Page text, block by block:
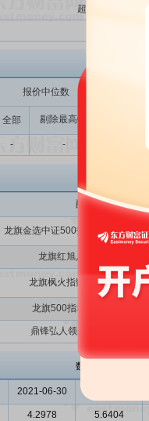
超额募集资金（
投资金额
报价中位数 加权
全部
剔除最高
- -
配售对象名称
龙旗金选中证500指数增强1号私募
龙旗红旭八号私募证券投资
龙旗枫火指数增强私募证券
龙旗500指增1号私募证券投
鼎锋弘人领航8号私募证券投
数据来源: 招股意
2021-06-30
4.2978 5.6404